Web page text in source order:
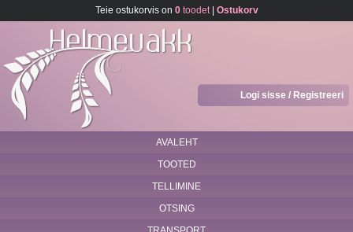
Teie ostukorvis on 0toodet| Ostukorv
Logi sisse / Registreeri
AVALEHT
TOOTED
TELLIMINE
OTSING